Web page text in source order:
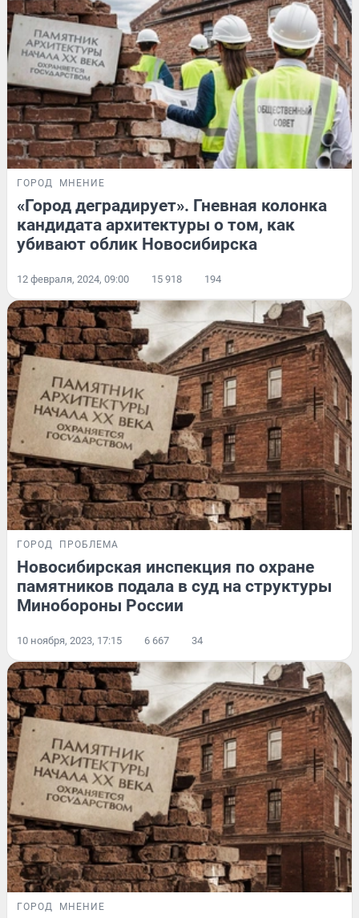
ГОРОД МНЕНИЕ
«Город деградирует». Гневная колонка
кандидата архитектуры о том, как
убивают облик Новосибирска
12 февраля, 2024, 09:00 15 918 194
ГОРОД ПРОБЛЕМА
Новосибирская инспекция по охране
памятников подала в суд на структуры
Минобороны России
10 ноября, 2023, 17:15 6 667 34
ГОРОД МНЕНИЕ